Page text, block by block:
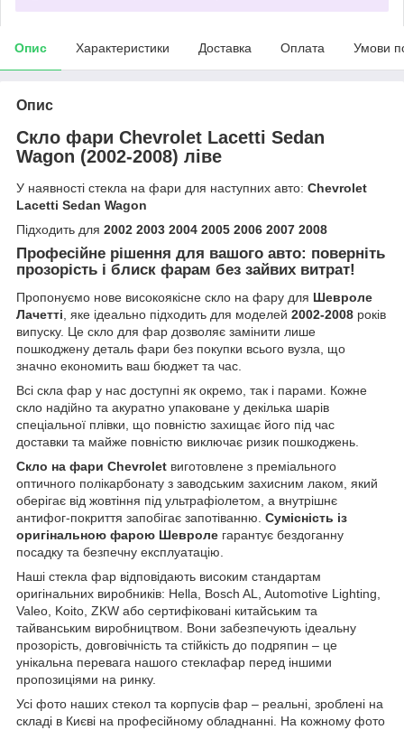
Опис Характеристики Доставка Оплата Умови
Опис
Скло фари Chevrolet Lacetti Sedan
Wagon (2002-2008) ліве
У наявності стекла на фари для наступних авто: Chevrolet
Lacetti Sedan Wagon
Підходить для 2002 2003 2004 2005 2006 2007 2008
Професійне рішення для вашого авто: поверніть
прозорість і блиск фарам без зайвих витрат!
Пропонуємо нове високоякісне скло на фару для Шевроле
Лачетті, яке ідеально підходить для моделей 2002-2008 років
випуску. Це скло для фар дозволяє замінити лише
пошкоджену деталь фари без покупки всього вузла, що
значно економить ваш бюджет та час.
Всі скла фар у нас доступні як окремо, так і парами. Кожне
скло надійно та акуратно упаковане у декілька шарів
спеціальної плівки, що повністю захищає його під час
доставки та майже повністю виключає ризик пошкоджень.
Скло на фари Chevrolet виготовлене з преміального
оптичного полікарбонату з заводським захисним лаком, який
оберігає від жовтіння під ультрафіолетом, а внутрішнє
антифог-покриття запобігає запотіванню. Сумісність із
оригінальною фарою Шевроле гарантує бездоганну
посадку та безпечну експлуатацію.
Наші стекла фар відповідають високим стандартам
оригінальних виробників: Hella, Bosch AL, Automotive Lighting,
Valeo, Koito, ZKW або сертифіковані китайським та
тайванським виробництвом. Вони забезпечують ідеальну
прозорість, довговічність та стійкість до подряпин – це
унікальна перевага нашого стеклафар перед іншими
пропозиціями на ринку.
Усі фото наших стекол та корпусів фар – реальні, зроблені на
складі в Києві на професійному обладнанні. На кожному фото